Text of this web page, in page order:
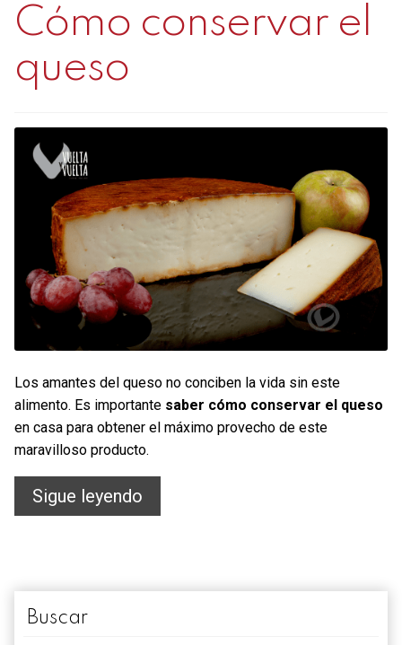
Quesos
Blog
Mi cuenta
0 productos
Cómo conservar el
queso
Los amantes del queso no conciben la vida sin este
alimento. Es importante saber cómo conservar el queso
en casa para obtener el máximo provecho de este
maravilloso producto.
Sigue leyendo
Buscar